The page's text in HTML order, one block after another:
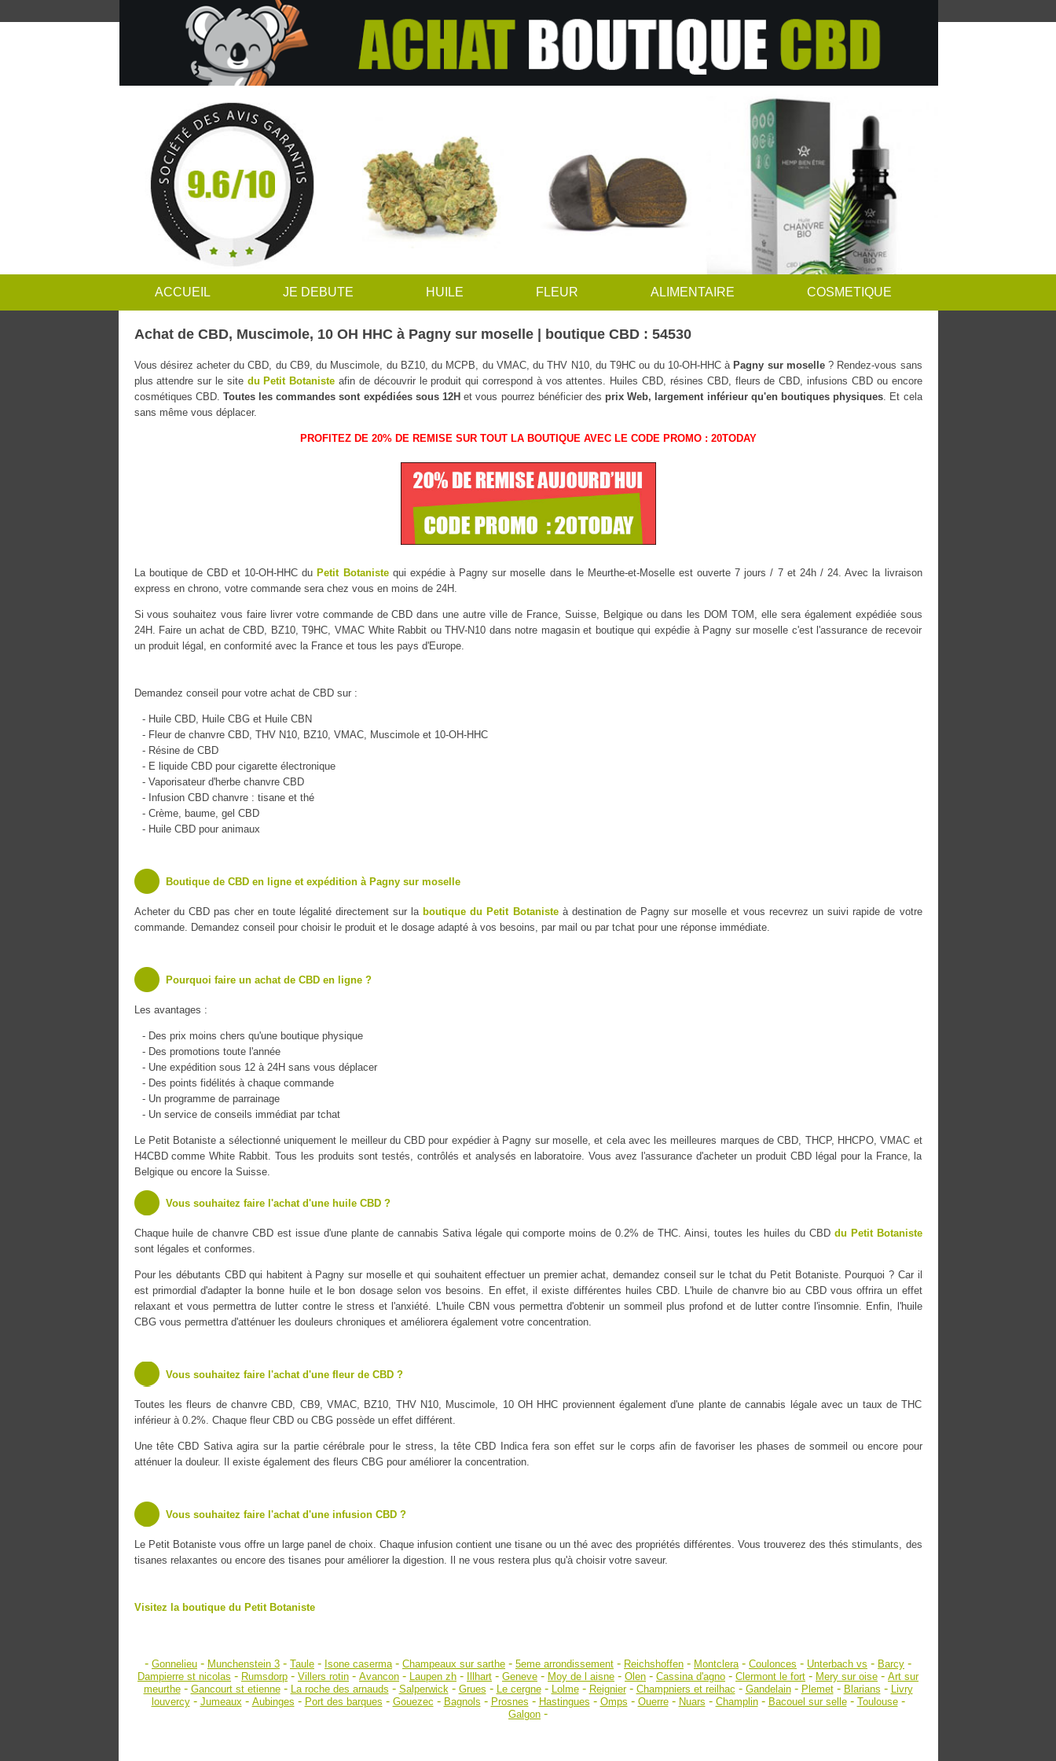
ACCUEIL JE DEBUTE HUILE FLEUR ALIMENTAIRE COSMETIQUE
Achat de CBD, Muscimole, 10 OH HHC à Pagny sur moselle | boutique CBD : 54530
Vous désirez acheter du CBD, du CB9, du Muscimole, du BZ10, du MCPB, du VMAC, du THV N10, du T9HC ou du 10-OH-HHC àPagny sur moselle? Rendez-vous sans
plus attendre sur le site du Petit Botaniste afin de découvrir le produit qui correspond à vos attentes. Huiles CBD, résines CBD, fleurs de CBD, infusions CBD ou encore
cosmétiques CBD. Toutes les commandes sont expédiées sous 12Het vous pourrez bénéficier des prix Web, largement inférieur qu'en boutiques physiques . Et cela
sans même vous déplacer.
PROFITEZ DE 20% DE REMISE SUR TOUT LA BOUTIQUE AVEC LE CODE PROMO : 20TODAY
La boutique de CBD et 10-OH-HHC du Petit Botanistequi expédie à Pagny sur moselle dans le Meurthe-et-Moselle est ouverte 7 jours / 7 et 24h / 24. Avec la livraison
express en chrono, votre commande sera chez vous en moins de 24H.
Si vous souhaitez vous faire livrer votre commande de CBD dans une autre ville de France, Suisse, Belgique ou dans les DOM TOM, elle sera également expédiée sous
24H. Faire un achat de CBD, BZ10, T9HC, VMAC White Rabbit ou THV-N10 dans notre magasin et boutique qui expédie à Pagny sur moselle c'est l'assurance de recevoir
un produit légal, en conformité avec la France et tous les pays d'Europe.
Demandez conseil pour votre achat de CBD sur :
- Huile CBD, Huile CBG et Huile CBN
- Fleur de chanvre CBD, THV N10, BZ10, VMAC, Muscimole et 10-OH-HHC
- Résine de CBD
- E liquide CBD pour cigarette électronique
- Vaporisateur d'herbe chanvre CBD
- Infusion CBD chanvre : tisane et thé
- Crème, baume, gel CBD
- Huile CBD pour animaux
Boutique de CBD en ligne et expédition à Pagny sur moselle
Acheter du CBD pas cher en toute légalité directement sur la boutique du Petit Botanisteà destination de Pagny sur moselle et vous recevrez un suivi rapide de votre
commande. Demandez conseil pour choisir le produit et le dosage adapté à vos besoins, par mail ou par tchat pour une réponse immédiate.
Pourquoi faire un achat de CBD en ligne ?
Les avantages :
- Des prix moins chers qu'une boutique physique
- Des promotions toute l'année
- Une expédition sous 12 à 24H sans vous déplacer
- Des points fidélités à chaque commande
- Un programme de parrainage
- Un service de conseils immédiat par tchat
Le Petit Botaniste a sélectionné uniquement le meilleur du CBD pour expédier à Pagny sur moselle, et cela avec les meilleures marques de CBD, THCP, HHCPO, VMAC et
H4CBD comme White Rabbit. Tous les produits sont testés, contrôlés et analysés en laboratoire. Vous avez l'assurance d'acheter un produit CBD légal pour la France, la
Belgique ou encore la Suisse.
Vous souhaitez faire l'achat d'une huile CBD ?
Chaque huile de chanvre CBD est issue d'une plante de cannabis Sativa légale qui comporte moins de 0.2% de THC. Ainsi, toutes les huiles du CBD du Petit Botaniste
sont légales et conformes.
Pour les débutants CBD qui habitent à Pagny sur moselle et qui souhaitent effectuer un premier achat, demandez conseil sur le tchat du Petit Botaniste. Pourquoi ? Car il
est primordial d'adapter la bonne huile et le bon dosage selon vos besoins. En effet, il existe différentes huiles CBD. L'huile de chanvre bio au CBD vous offrira un effet
relaxant et vous permettra de lutter contre le stress et l'anxiété. L'huile CBN vous permettra d'obtenir un sommeil plus profond et de lutter contre l'insomnie. Enfin, l'huile
CBG vous permettra d'atténuer les douleurs chroniques et améliorera également votre concentration.
Vous souhaitez faire l'achat d'une fleur de CBD ?
Toutes les fleurs de chanvre CBD, CB9, VMAC, BZ10, THV N10, Muscimole, 10 OH HHC proviennent également d'une plante de cannabis légale avec un taux de THC
inférieur à 0.2%. Chaque fleur CBD ou CBG possède un effet différent.
Une tête CBD Sativa agira sur la partie cérébrale pour le stress, la tête CBD Indica fera son effet sur le corps afin de favoriser les phases de sommeil ou encore pour
atténuer la douleur. Il existe également des fleurs CBG pour améliorer la concentration.
Vous souhaitez faire l'achat d'une infusion CBD ?
Le Petit Botaniste vous offre un large panel de choix. Chaque infusion contient une tisane ou un thé avec des propriétés différentes. Vous trouverez des thés stimulants, des
tisanes relaxantes ou encore des tisanes pour améliorer la digestion. Il ne vous restera plus qu'à choisir votre saveur.
Visitez la boutique du Petit Botaniste
- Gonnelieu - Munchenstein 3 - Taule - Isone caserma - Champeaux sur sarthe - 5eme arrondissement - Reichshoffen - Montclera - Coulonces - Unterbach vs - Barcy -
Dampierre st nicolas - Rumsdorp - Villers rotin - Avancon - Laupen zh - Illhart - Geneve - Moy de l aisne - Olen - Cassina d'agno - Clermont le fort - Mery sur oise - Art sur
meurthe- Gancourt st etienne- La roche des arnauds - Salperwick - Grues - Le cergne- Lolme- Reignier- Champniers et reilhac - Gandelain- Plemet- Blarians - Livry
louvercy- Jumeaux - Aubinges - Port des barques - Gouezec - Bagnols - Prosnes - Hastingues - Omps - Ouerre- Nuars - Champlin- Bacouel sur selle- Toulouse-
Galgon -